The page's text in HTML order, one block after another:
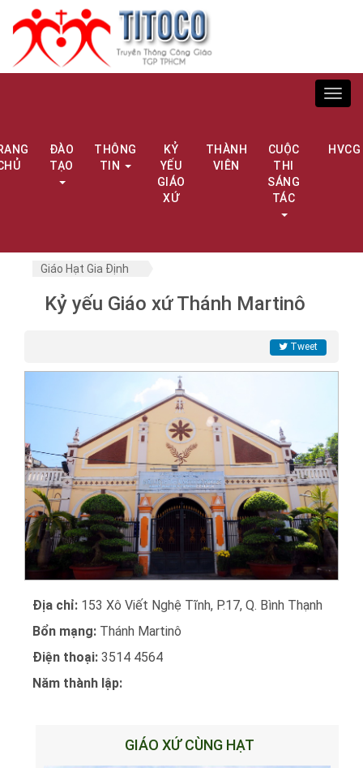
ĐÀO
TẠO
THÔNG
TIN
KỶ
YẾU
GIÁO
XỨ
THÀNH
VIÊN
CUỘC
THI
SÁNG
TÁC
HVCG
Giáo Hạt Gia Định
Kỷ yếu Giáo xứ Thánh Martinô
Tweet
Địa chỉ: 153 Xô Viết Nghệ Tĩnh, P.17, Q. Bình Thạnh
Bổn mạng: Thánh Martinô
Điện thoại: 3514 4564
Năm thành lập:
GIÁO XỨ CÙNG HẠT